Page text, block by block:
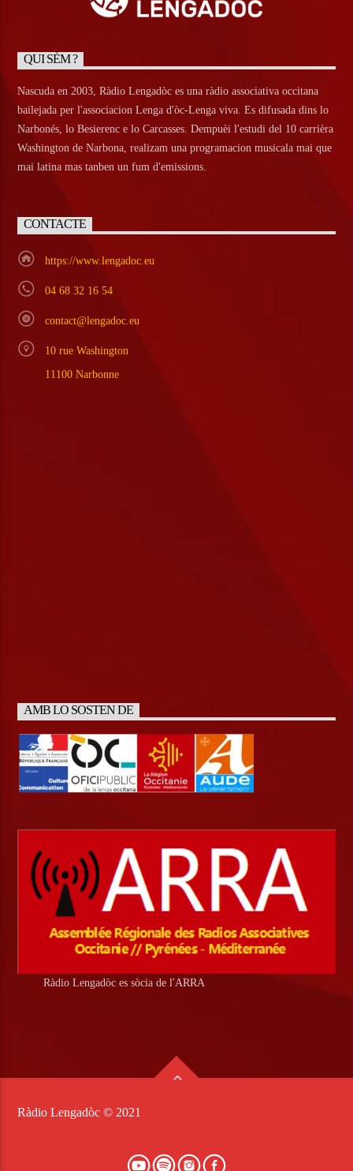
QUI SÈM ?
Nascuda en 2003, Ràdio Lengadòc es una ràdio associativa occitana
bailejada per l'associacion Lenga d'òc-Lenga viva. Es difusada dins lo
Narbonés, lo Besierenc e lo Carcasses. Dempuèi l'estudi del 10 carrièra
Washington de Narbona, realizam una programacion musicala mai que
mai latina mas tanben un fum d'emissions.
CONTACTE
https://www.lengadoc.eu
04 68 32 16 54
contact@lengadoc.eu
10 rue Washington
11100 Narbonne
AMB LO SOSTEN DE
Ràdio Lengadòc es sòcia de l'ARRA
Ràdio Lengadòc © 2021